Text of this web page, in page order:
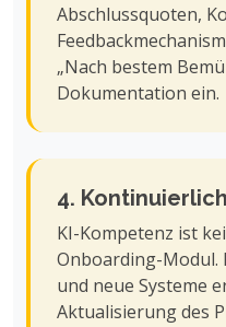
Abschlussquoten,
„Nach bestem
Dokumentation ein.
4. Kontinuierlich
KI-Kompetenz ist
Onboarding-Modul.
und neue Systeme
Aktualisierung des